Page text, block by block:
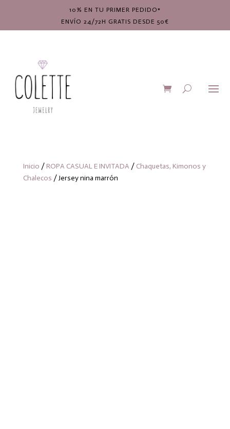
10% EN TU PRIMER PEDIDO*
ENVÍO 24/72H GRATIS DESDE 50€
Inicio / ROPA CASUAL E INVITADA / Chaquetas, Kimonos y
Chalecos / Jersey nina marrón